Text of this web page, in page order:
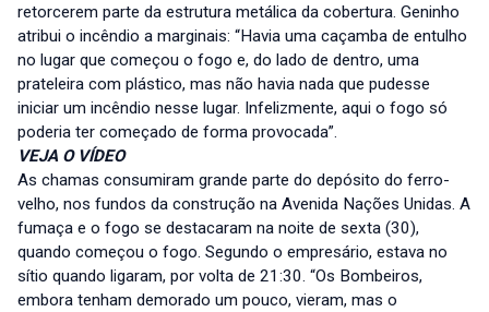
retorcerem parte da estrutura metálica da cobertura. Geninho
atribui o incêndio a marginais: “Havia uma caçamba de entulho
no lugar que começou o fogo e, do lado de dentro, uma
prateleira com plástico, mas não havia nada que pudesse
iniciar um incêndio nesse lugar. Infelizmente, aqui o fogo só
poderia ter começado de forma provocada”.
VEJA O VÍDEO
As chamas consumiram grande parte do depósito do ferro-
velho, nos fundos da construção na Avenida Nações Unidas. A
fumaça e o fogo se destacaram na noite de sexta (30),
quando começou o fogo. Segundo o empresário, estava no
sítio quando ligaram, por volta de 21:30. “Os Bombeiros,
embora tenham demorado um pouco, vieram, mas o